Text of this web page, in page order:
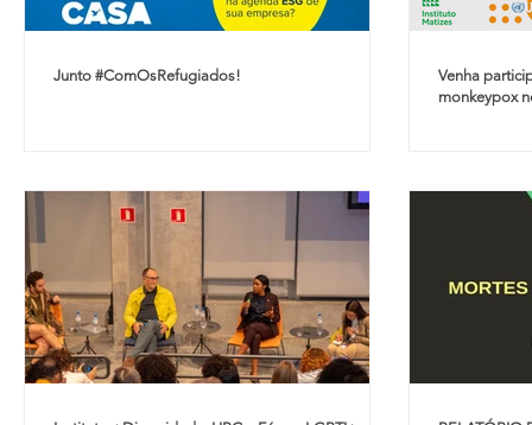
Junto #ComOsRefugiados!
Venha
monkeypox